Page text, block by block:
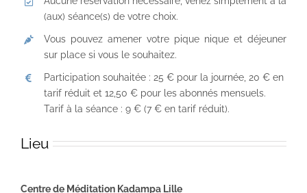
(aux) séance(s) de votre choix.
Vous pouvez amener votre pique nique et déjeuner
sur place si vous le souhaitez.
Participation souhaitée : 25 € pour la journée, 20 € en
tarif réduit et 12,50 € pour les abonnés mensuels.
Tarif à la séance : 9 € (7 € en tarif réduit).
Lieu
Centre de Méditation Kadampa Lille